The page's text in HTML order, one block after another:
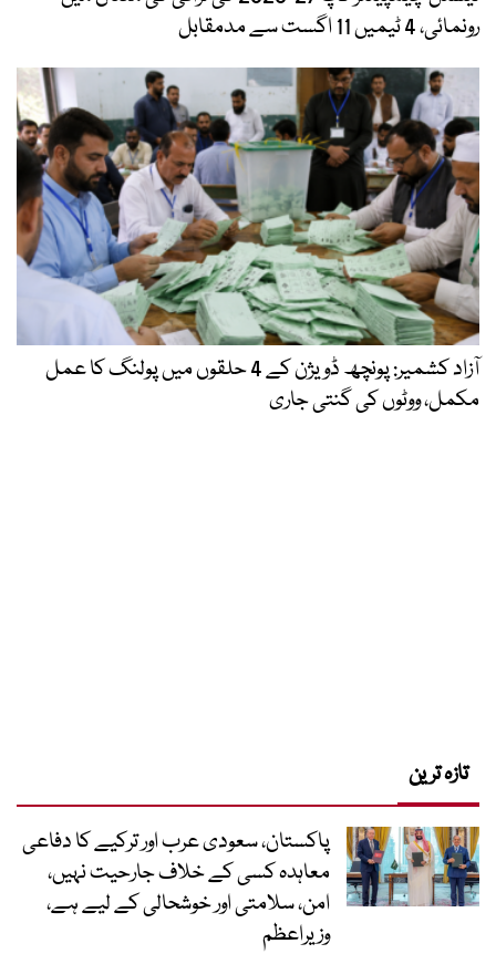
رونمائی، 4 ٹیمیں 11 اگست سے مدمقابل
آزاد کشمیر: پونچھ ڈویژن کے 4 حلقوں میں پولنگ کا عمل
مکمل، ووٹوں کی گنتی جاری
تازہ ترین
پاکستان، سعودی عرب اور ترکیے کا دفاعی
معاہدہ کسی کے خلاف جارحیت نہیں،
امن، سلامتی اور خوشحالی کے لیے ہے،
وزیراعظم